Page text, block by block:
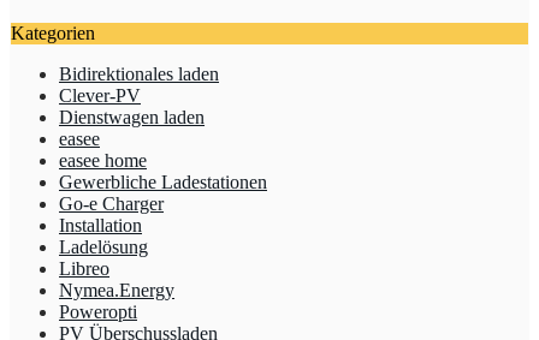
Kategorien
Bidirektionales laden
Clever-PV
Dienstwagen laden
easee
easee home
Gewerbliche Ladestationen
Go-e Charger
Installation
Ladelösung
Libreo
Nymea.Energy
Poweropti
PV Überschussladen